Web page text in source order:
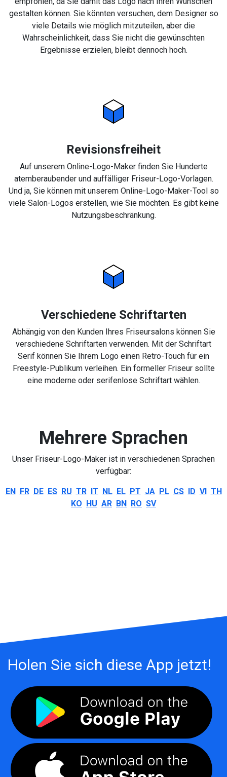
gestalten können. Sie könnten versuchen, dem Designer so
viele Details wie möglich mitzuteilen, aber die
Wahrscheinlichkeit, dass Sie nicht die gewünschten
Ergebnisse erzielen, bleibt dennoch hoch.
Revisionsfreiheit
Auf unserem Online-Logo-Maker finden Sie Hunderte
atemberaubender und auffälliger Friseur-Logo-Vorlagen.
Und ja, Sie können mit unserem Online-Logo-Maker-Tool so
viele Salon-Logos erstellen, wie Sie möchten. Es gibt keine
Nutzungsbeschränkung.
Verschiedene Schriftarten
Abhängig von den Kunden Ihres Friseursalons können Sie
verschiedene Schriftarten verwenden. Mit der Schriftart
Serif können Sie Ihrem Logo einen Retro-Touch für ein
Freestyle-Publikum verleihen. Ein formeller Friseur sollte
eine moderne oder serifenlose Schriftart wählen.
Mehrere Sprachen
Unser Friseur-Logo-Maker ist in verschiedenen Sprachen
verfügbar:
EN FR DE ES RU TR IT NL EL PT JA PL CS ID VI TH
KO HU AR BN RO SV
Holen Sie sich diese App jetzt!